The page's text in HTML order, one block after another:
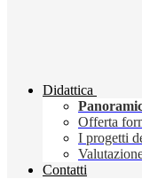
Didattica
Offerta
I progetti
Contatti